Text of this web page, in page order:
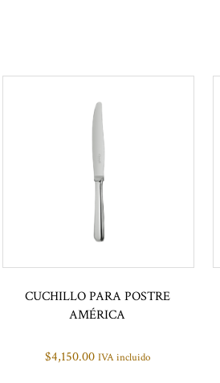
CUCHILLO PARA POSTRE
AMÉRICA
$4,150.00 IVA incluido